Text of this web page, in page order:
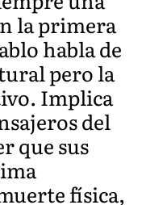
la primera
habla de
pero la
Implica
del
que sus
física,